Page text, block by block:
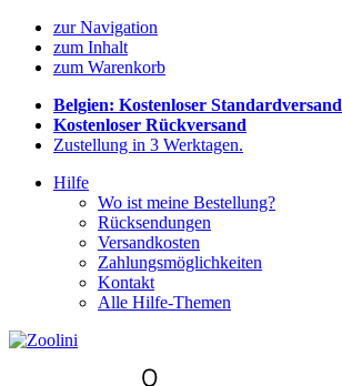
zur Navigation
zum Inhalt
zum Warenkorb
Belgien: Kostenloser Standardversand
Kostenloser Rückversand
Zustellung in 3 Werktagen.
Hilfe
Wo ist meine Bestellung?
Rücksendungen
Versandkosten
Zahlungsmöglichkeiten
Kontakt
Alle Hilfe-Themen